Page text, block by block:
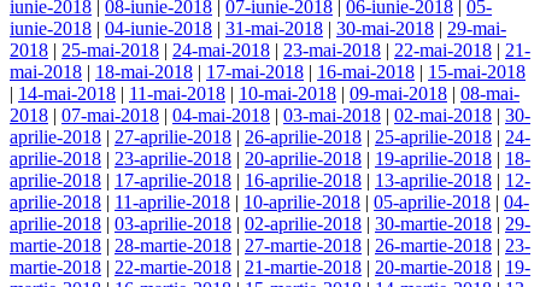
iunie-2018 | 08-iunie-2018 | 07-iunie-2018 | 06-iunie-2018 | 05-
iunie-2018 | 04-iunie-2018 | 31-mai-2018 | 30-mai-2018 | 29-mai-
2018 | 25-mai-2018 | 24-mai-2018 | 23-mai-2018 | 22-mai-2018 | 21-
mai-2018 | 18-mai-2018 | 17-mai-2018 | 16-mai-2018 | 15-mai-2018
| 14-mai-2018 | 11-mai-2018 | 10-mai-2018 | 09-mai-2018 | 08-mai-
2018 | 07-mai-2018 | 04-mai-2018 | 03-mai-2018 | 02-mai-2018 | 30-
aprilie-2018 | 27-aprilie-2018 | 26-aprilie-2018 | 25-aprilie-2018 | 24-
aprilie-2018 | 23-aprilie-2018 | 20-aprilie-2018 | 19-aprilie-2018 | 18-
aprilie-2018 | 17-aprilie-2018 | 16-aprilie-2018 | 13-aprilie-2018 | 12-
aprilie-2018 | 11-aprilie-2018 | 10-aprilie-2018 | 05-aprilie-2018 | 04-
aprilie-2018 | 03-aprilie-2018 | 02-aprilie-2018 | 30-martie-2018 | 29-
martie-2018 | 28-martie-2018 | 27-martie-2018 | 26-martie-2018 | 23-
martie-2018 | 22-martie-2018 | 21-martie-2018 | 20-martie-2018 | 19-